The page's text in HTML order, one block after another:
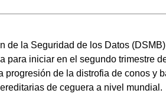
la Seguridad de los Datos
para iniciar en el segundo trimestre
de la distrofia de conos y
de ceguera a nivel mundial.